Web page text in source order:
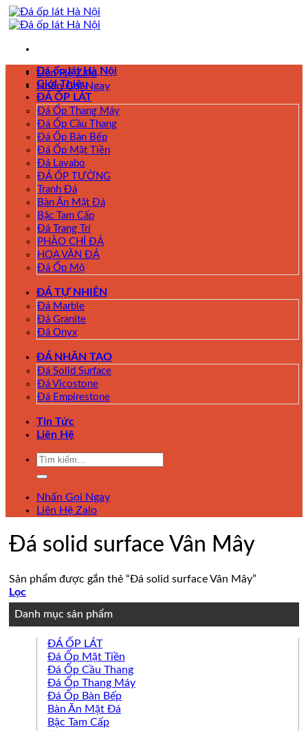
Skip
to
Liên Hệ Zalo
Nhấn Gọi Ngay
Đá ốp lát Hà Nội
Giới Thiệu
ĐÁ ỐP LÁT
Đá Ốp Thang Máy
Đá Ốp Cầu Thang
Đá Ốp Bàn Bếp
Đá Ốp Mặt Tiền
Đá Lavabo
ĐÁ ỐP TƯỜNG
Tranh Đá
Bàn Ăn Mặt Đá
Bậc Tam Cấp
Đá Trang Trí
PHÀO CHỈ ĐÁ
HOA VĂN ĐÁ
Đá Ốp Mộ
ĐÁ TỰ NHIÊN
Đá Marble
Đá Granite
Đá Onyx
ĐÁ NHÂN TẠO
Đá Solid Surface
Đá Vicostone
Đá Empirestone
Tin Tức
Liên Hệ
Tìm
Nhấn Gọi Ngay
Liên Hệ Zalo
Đá solid surface Vân Mây
Sản phẩm được gắn thẻ “Đá solid surface Vân Mây”
Lọc
Danh mục sản phẩm
ĐÁ ỐP LÁT
Đá Ốp Mặt Tiền
Đá Ốp Cầu Thang
Đá Ốp Thang Máy
Đá Ốp Bàn Bếp
Bàn Ăn Mặt Đá
Bậc Tam Cấp